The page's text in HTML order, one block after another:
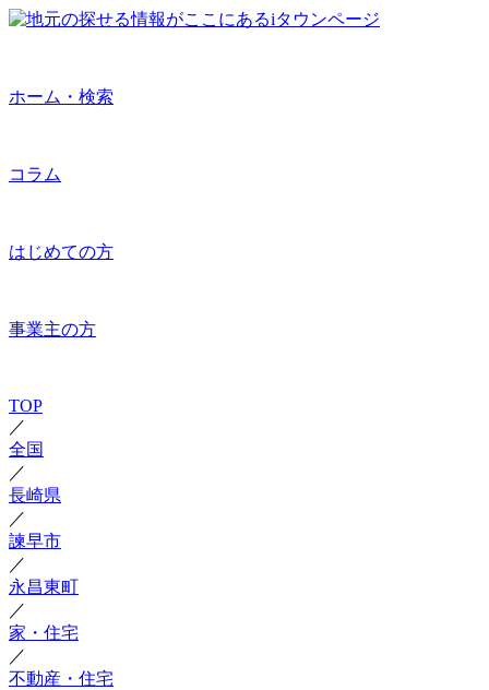
ホーム・検索
コラム
はじめての方
事業主の方
TOP
／
全国
／
長崎県
／
諫早市
／
永昌東町
／
家・住宅
／
不動産・住宅